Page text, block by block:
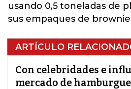
usando 0,5 toneladas de
sus empaques de
ARTÍCULO
Con celebridades e
mercado de